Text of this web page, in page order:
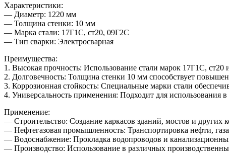
Характеристики:
— Диаметр: 1220 мм
— Толщина стенки: 10 мм
— Марка стали: 17Г1С, ст20, 09Г2С
— Тип сварки: Электросварная
Преимущества:
1. Высокая прочность: Использование стали марок 17Г1С, ст20
2. Долговечность: Толщина стенки 10 мм способствует
3. Коррозионная стойкость: Специальные марки стали
4. Универсальность применения: Подходит для использования
Применение:
— Строительство: Создание каркасов зданий, мостов и других
— Нефтегазовая промышленность: Транспортировка нефти,
— Водоснабжение: Прокладка водопроводов и
— Производство: Использование в различных